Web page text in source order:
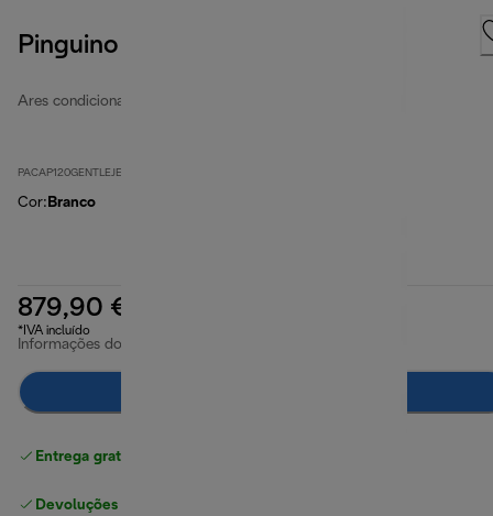
Pinguino GentleJet
Ares condicionados portáteis
PACAP120GENTLEJET
Cor: Branco
879,90 €
*IVA incluído
Informações do produto
Entrega gratuita padrão
Devoluções gratuitas